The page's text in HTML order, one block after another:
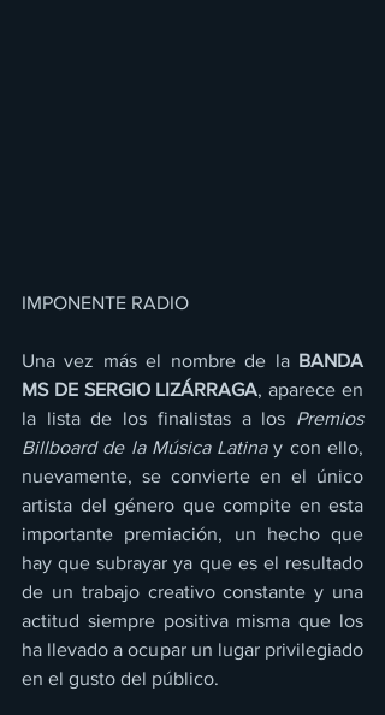
IMPONENTE RADIO
Una vez más el nombre de la BANDA
MS DE SERGIO LIZÁRRAGA, aparece en
la lista de los finalistas a los Premios
Billboard de la Música Latina y con ello,
nuevamente, se convierte en el único
artista del género que compite en esta
importante premiación, un hecho que
hay que subrayar ya que es el resultado
de un trabajo creativo constante y una
actitud siempre positiva misma que los
ha llevado a ocupar un lugar privilegiado
en el gusto del público.